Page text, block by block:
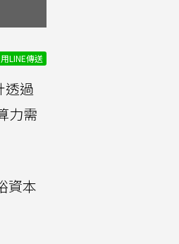
用LINE傳送
透過
力需
資本